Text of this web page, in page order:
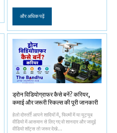
और अधिक पढ़ें
ड्रोन विडियोग्राफर कैसे बनें? करियर,
कमाई और जरूरी स्किल्स की पूरी जानकारी
हेलो दोस्तों! आपने शादियों में, फिल्मों में या यूट्यूब
वीडियो में आसमान से लिए गए वो शानदार और जादुई
वीडियो शॉट्स तो जरूर देखे...